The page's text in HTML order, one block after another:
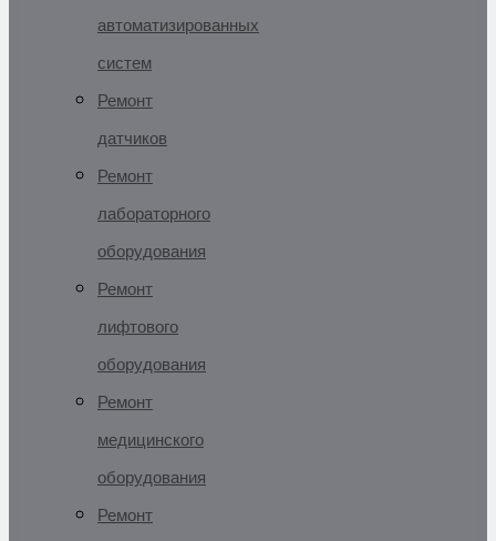
автоматизированных
систем
Ремонт
датчиков
Ремонт
лабораторного
оборудования
Ремонт
лифтового
оборудования
Ремонт
медицинского
оборудования
Ремонт